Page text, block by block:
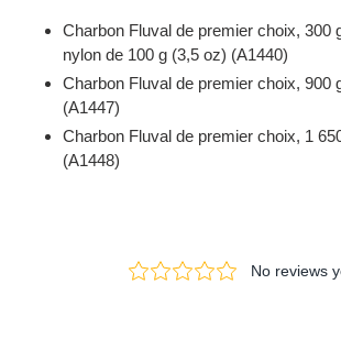
Charbon Fluval de premier choix, 300
nylon de 100 g (3,5 oz) (A1440)
Charbon Fluval de premier choix, 900
(A1447)
Charbon Fluval de premier choix, 1
(A1448)